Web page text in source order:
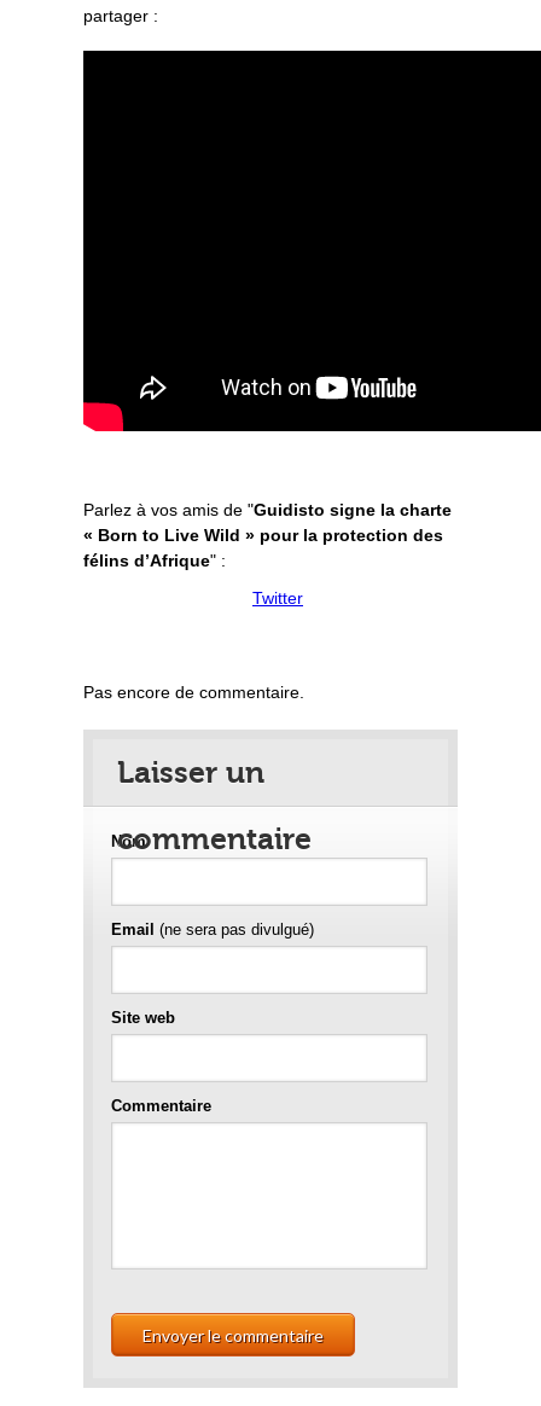
partager :
Parlez à vos amis de "Guidisto signe la charte
« Born to Live Wild » pour la protection des
félins d’Afrique" :
Twitter
Pas encore de commentaire.
Laisser un
commentaire
Nom
Email (ne sera pas divulgué)
Site web
Commentaire